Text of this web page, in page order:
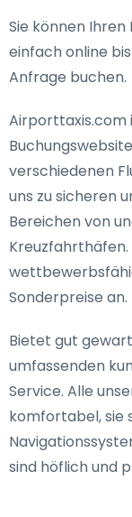
Sie können
einfach online
Anfrage buchen.
Airporttaxis.com
verschiedenen
uns zu sicheren
Bereichen von
Kreuzfahrthäfen.
Sonderpreise an.
Bietet gut
umfassenden
Service. Alle
komfortabel, sie
sind höflich und